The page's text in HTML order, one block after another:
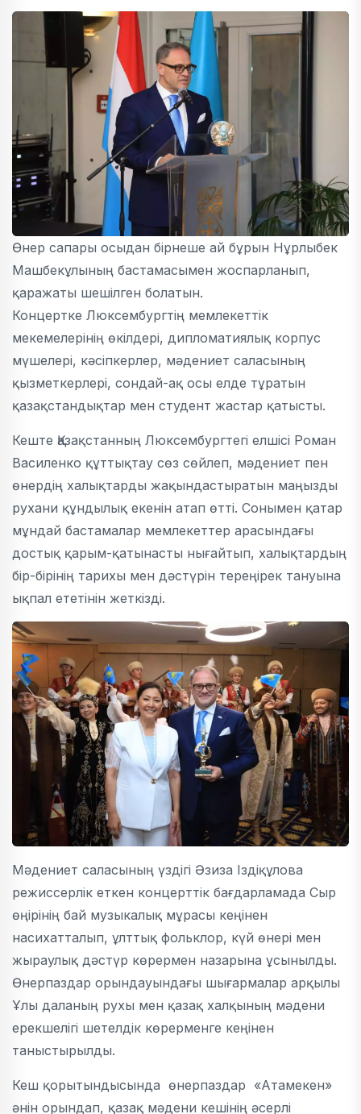
Өнер сапары осыдан бірнеше ай бұрын Нұрлыбек
Машбекұлының бастамасымен жоспарланып,
қаражаты шешілген болатын.
Концертке Люксембургтің мемлекеттік
мекемелерінің өкілдері, дипломатиялық корпус
мүшелері, кәсіпкерлер, мәдениет саласының
қызметкерлері, сондай-ақ осы елде тұратын
қазақстандықтар мен студент жастар қатысты.
Кеште Қазақстанның Люксембургтегі елшісі Роман
Василенко құттықтау сөз сөйлеп, мәдениет пен
өнердің халықтарды жақындастыратын маңызды
рухани құндылық екенін атап өтті. Сонымен қатар
мұндай бастамалар мемлекеттер арасындағы
достық қарым-қатынасты нығайтып, халықтардың
бір-бірінің тарихы мен дәстүрін тереңірек тануына
ықпал ететінін жеткізді.
Мәдениет саласының үздігі Әзиза Іздіқұлова
режиссерлік еткен концерттік бағдарламада Сыр
өңірінің бай музыкалық мұрасы кеңінен
насихатталып, ұлттық фольклор, күй өнері мен
жыраулық дәстүр көрермен назарына ұсынылды.
Өнерпаздар орындауындағы шығармалар арқылы
Ұлы даланың рухы мен қазақ халқының мәдени
ерекшелігі шетелдік көрерменге кеңінен
таныстырылды.
Кеш қорытындысында өнерпаздар «Атамекен»
әнін орындап, қазақ мәдени кешінің әсерлі